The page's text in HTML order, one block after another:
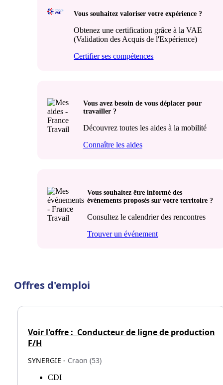
Vous souhaitez valoriser votre expérience ?
Obtenez une certification grâce à la VAE
(Validation des Acquis de l'Expérience)
Certifier ses compétences
Vous avez besoin de vous déplacer pour
travailler ?
Découvrez toutes les aides à la mobilité
Connaître les aides
Vous souhaitez être informé des
événements proposés sur votre territoire ?
Consultez le calendrier des rencontres
Trouver un événement
Offres d'emploi
Voir l'offre : Conducteur de ligne de production
F/H
SYNERGIE - Craon (53)
CDI